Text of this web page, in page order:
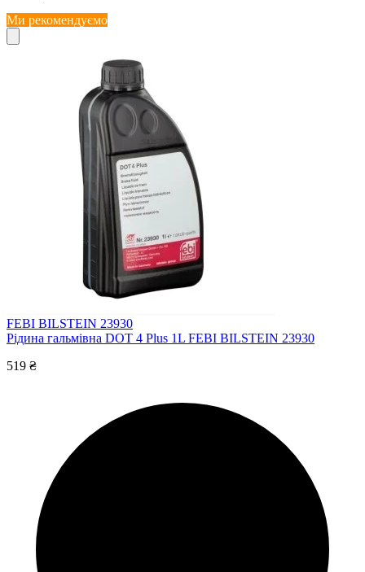
Ми рекомендуємо
FEBI BILSTEIN 23930
Рідина гальмівна DOT 4 Plus 1L FEBI BILSTEIN 23930
519 ₴